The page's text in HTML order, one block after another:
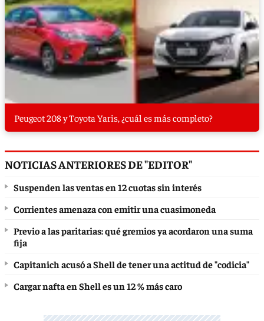
Peugeot 208 y Toyota Yaris, ¿cuál es más completo?
NOTICIAS ANTERIORES DE "EDITOR"
Suspenden las ventas en 12 cuotas sin interés
Corrientes amenaza con emitir una cuasimoneda
Previo a las paritarias: qué gremios ya acordaron una suma
fija
Capitanich acusó a Shell de tener una actitud de "codicia"
Cargar nafta en Shell es un 12 % más caro